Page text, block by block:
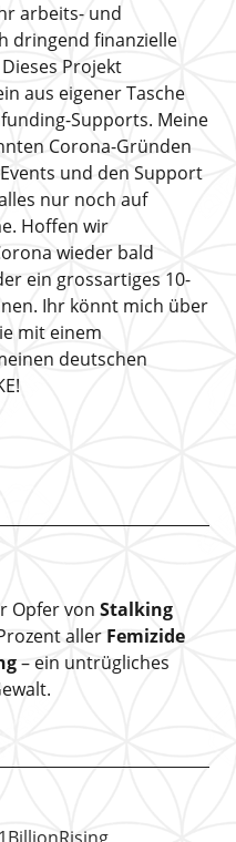
arbeits- und
dringend finanzielle
Projekt
aus eigener Tasche
Supports. Meine
Corona-Gründen
und den Support
nur noch auf
Hoffen wir
wieder bald
ein grossartiges 10-
Ihr könnt mich über
mit einem
deutschen
Opfer von Stalking
aller Femizide
– ein untrügliches